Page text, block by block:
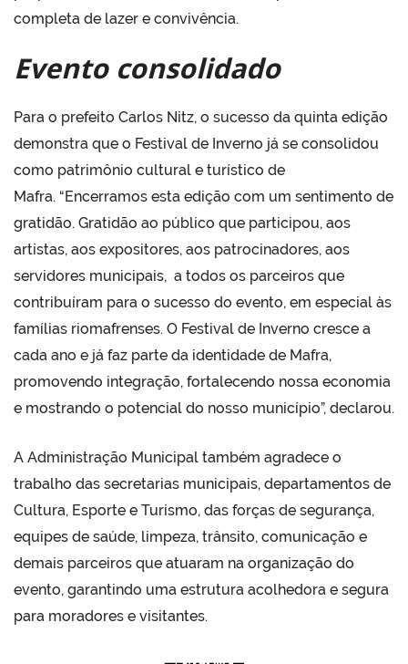
completa de lazer e convivência.
Evento consolidado
Para o prefeito Carlos Nitz, o sucesso da quinta edição
demonstra que o Festival de Inverno já se consolidou
como patrimônio cultural e turístico de
Mafra. “Encerramos esta edição com um sentimento de
gratidão. Gratidão ao público que participou, aos
artistas, aos expositores, aos patrocinadores, aos
servidores municipais, a todos os parceiros que
contribuíram para o sucesso do evento, em especial às
famílias riomafrenses. O Festival de Inverno cresce a
cada ano e já faz parte da identidade de Mafra,
promovendo integração, fortalecendo nossa economia
e mostrando o potencial do nosso município”, declarou.
A Administração Municipal também agradece o
trabalho das secretarias municipais, departamentos de
Cultura, Esporte e Turismo, das forças de segurança,
equipes de saúde, limpeza, trânsito, comunicação e
demais parceiros que atuaram na organização do
evento, garantindo uma estrutura acolhedora e segura
para moradores e visitantes.